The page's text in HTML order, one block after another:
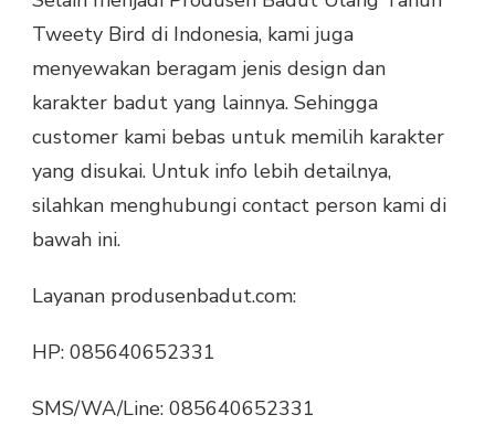
Tweety Bird di Indonesia, kami juga
menyewakan beragam jenis design dan
karakter badut yang lainnya. Sehingga
customer kami bebas untuk memilih karakter
yang disukai. Untuk info lebih detailnya,
silahkan menghubungi contact person kami di
bawah ini.
Layanan produsenbadut.com:
HP: 085640652331
SMS/WA/Line: 085640652331